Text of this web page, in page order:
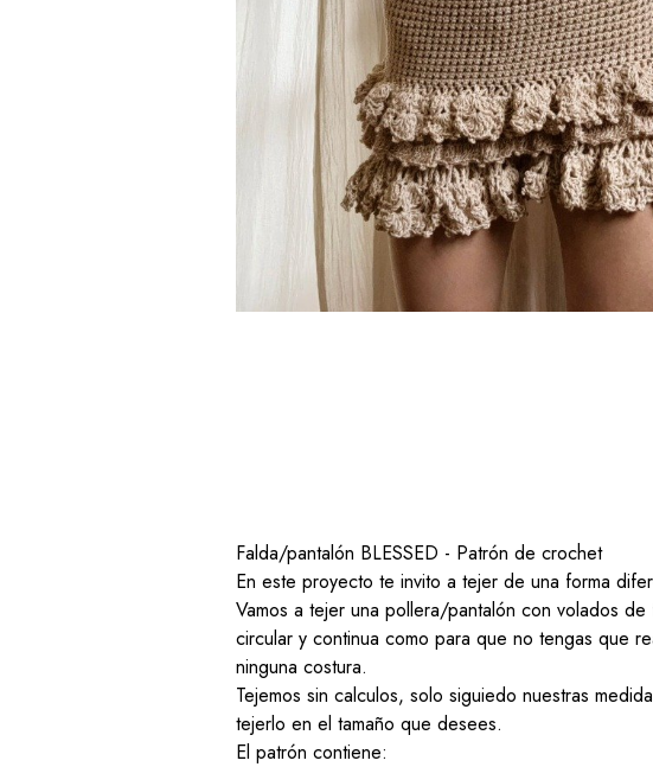
Falda/pantalón BLESSED - Patrón de crochet
En este proyecto te invito a tejer de una forma
Vamos a tejer una pollera/pantalón con volados de
circular y continua como para que no tengas que
ninguna costura.
Tejemos sin calculos, solo siguiedo nuestras
tejerlo en el tamaño que desees.
El patrón contiene: